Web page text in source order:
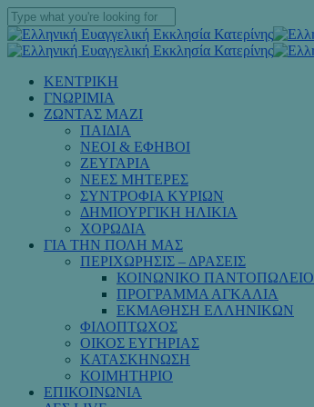
Skip
to
main
Close
Search
Menu
ΚΕΝΤΡΙΚΗ
ΓΝΩΡΙΜΙΑ
ΖΩΝΤΑΣ ΜΑΖΙ
ΠΑΙΔΙΑ
ΝΕΟΙ & ΕΦΗΒΟΙ
ΖΕΥΓΑΡΙΑ
ΝΕΕΣ ΜΗΤΕΡΕΣ
ΣΥΝΤΡΟΦΙΑ ΚΥΡΙΩΝ
ΔΗΜΙΟΥΡΓΙΚΗ ΗΛΙΚΙΑ
ΧΟΡΩΔΙΑ
ΓΙΑ ΤΗΝ ΠΟΛΗ ΜΑΣ
ΠΕΡΙΧΩΡΗΣΙΣ – ΔΡΑΣΕΙΣ
ΚΟΙΝΩΝΙΚΟ ΠΑΝΤΟΠΩΛΕΙΟ
ΠΡΟΓΡΑΜΜΑ ΑΓΚΑΛΙΑ
ΕΚΜΑΘΗΣΗ ΕΛΛΗΝΙΚΩΝ
ΦΙΛΟΠΤΩΧΟΣ
ΟΙΚΟΣ ΕΥΓΗΡΙΑΣ
ΚΑΤΑΣΚΗΝΩΣΗ
ΚΟΙΜΗΤΗΡΙΟ
ΕΠΙΚΟΙΝΩΝΙΑ